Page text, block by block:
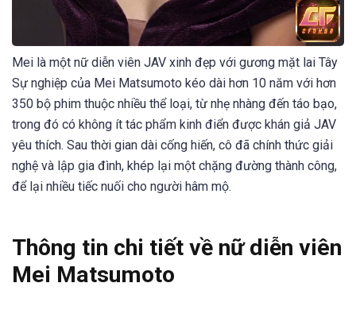
Mei là một nữ diễn viên JAV xinh đẹp với gương mặt lai Tây
Sự nghiệp của Mei Matsumoto kéo dài hơn 10 năm với hơn
350 bộ phim thuộc nhiều thể loại, từ nhẹ nhàng đến táo bạo,
trong đó có không ít tác phẩm kinh điển được khán giả JAV
yêu thích. Sau thời gian dài cống hiến, cô đã chính thức giải
nghệ và lập gia đình, khép lại một chặng đường thành công,
để lại nhiều tiếc nuối cho người hâm mộ.
Thông tin chi tiết về nữ diễn viên
Mei Matsumoto